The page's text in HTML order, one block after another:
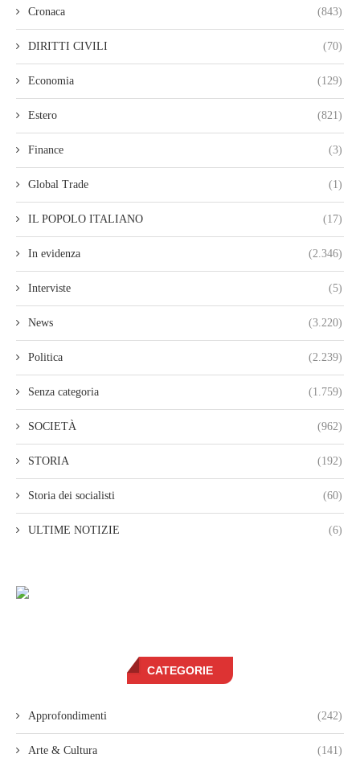
Cronaca (843)
DIRITTI CIVILI (70)
Economia (129)
Estero (821)
Finance (3)
Global Trade (1)
IL POPOLO ITALIANO (17)
In evidenza (2.346)
Interviste (5)
News (3.220)
Politica (2.239)
Senza categoria (1.759)
SOCIETÀ (962)
STORIA (192)
Storia dei socialisti (60)
ULTIME NOTIZIE (6)
CATEGORIE
Approfondimenti (242)
Arte & Cultura (141)